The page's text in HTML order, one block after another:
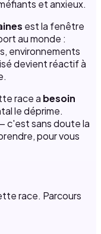
et anxieux.
est la fenêtre
au monde :
environnements
devient réactif à
race a besoin
le déprime.
c'est sans doute la
pour vous
race. Parcours